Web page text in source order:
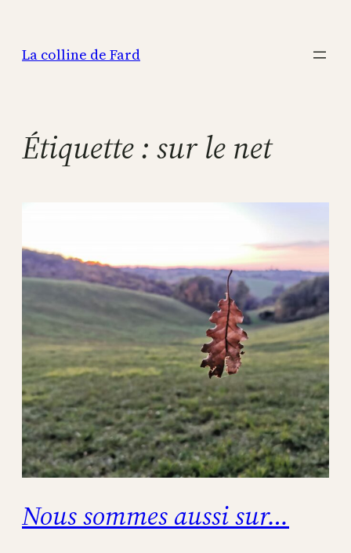
contenu
La colline de Fard
Étiquette : sur le net
Nous sommes aussi sur…